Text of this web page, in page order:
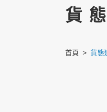
貨
首頁 貨態